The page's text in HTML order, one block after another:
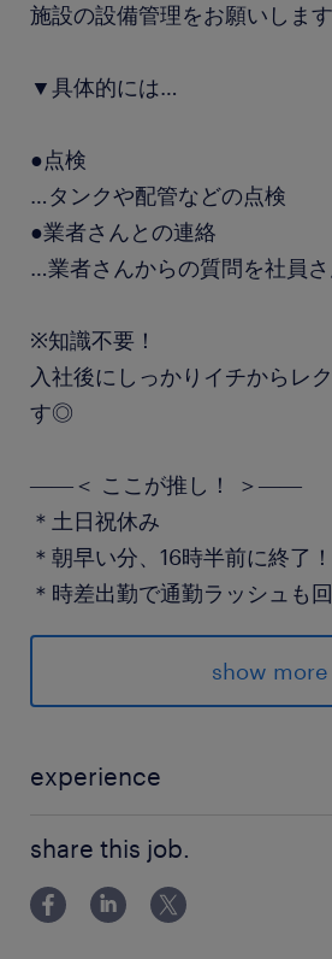
施設の設備管理をお願いします
▼具体的には…
●点検
…タンクや配管などの点検
●業者さんとの連絡
…業者さんからの質問を社員
※知識不要！
入社後にしっかりイチからレ
す◎
――＜ ここが推し！ ＞――
＊土日祝休み
＊朝早い分、16時半前に終了！
＊時差出勤で通勤ラッシュも
＊職場見学もできます！
お気軽にご応募ください☆
派遣先の特徴
クで一時的に預かり、保管・
最寄駅
show more
experience
数などは不問です！
share this job.